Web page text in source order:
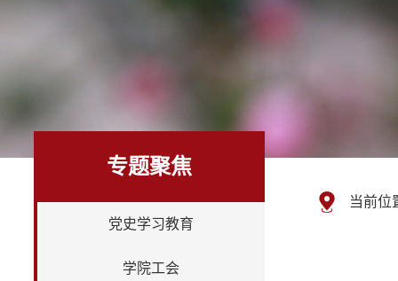
专题聚焦
党史学习教育
学院工会
当前位